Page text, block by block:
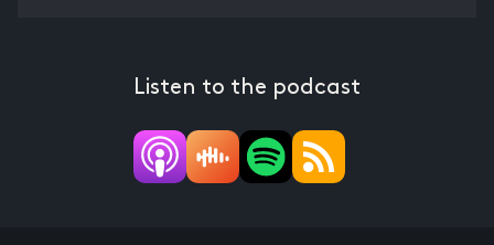
Listen to the podcast